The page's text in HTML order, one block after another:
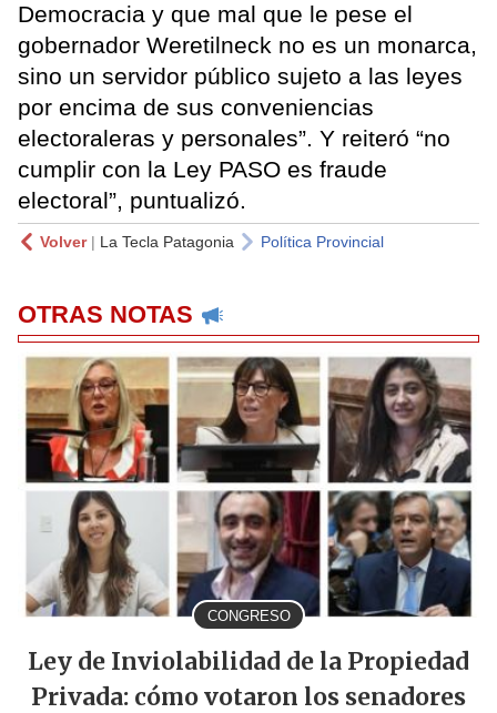
Democracia y que mal que le pese el
gobernador Weretilneck no es un monarca,
sino un servidor público sujeto a las leyes
por encima de sus conveniencias
electoraleras y personales”. Y reiteró “no
cumplir con la Ley PASO es fraude
electoral”, puntualizó.
Volver| La Tecla Patagonia Política Provincial
OTRAS NOTAS
CONGRESO
Ley de Inviolabilidad de la Propiedad
Privada: cómo votaron los senadores